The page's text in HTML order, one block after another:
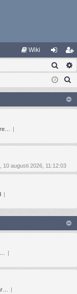
Wiki
og
ga
li
m
ed
le
Sök
, 10 augusti 2026, 11:12:03